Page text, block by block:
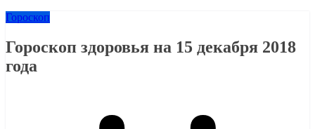
Гороскоп
Гороскоп здоровья на 15 декабря 2018
года